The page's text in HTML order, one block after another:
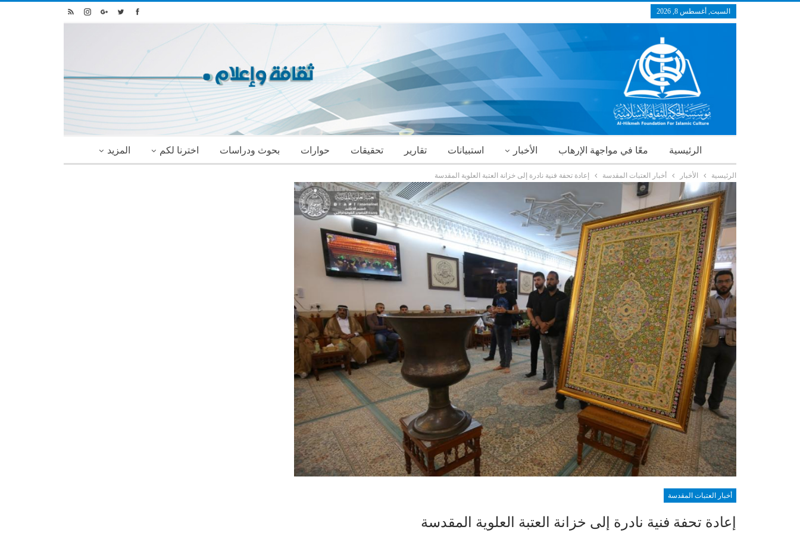
السبت, أغسطس 8, 2026
الرئيسية معًا في مواجهة الإرهاب الأخبار استبيانات تقارير تحقيقات حوارات بحوث ودراسات اخترنا لكم المزيد
الرئيسية الأخبار أخبار العتبات المقدسة إعادة تحفة فنية نادرة إلى خزانة العتبة العلوية المقدسة
أخبار العتبات المقدسة
إعادة تحفة فنية نادرة إلى خزانة العتبة العلوية المقدسة